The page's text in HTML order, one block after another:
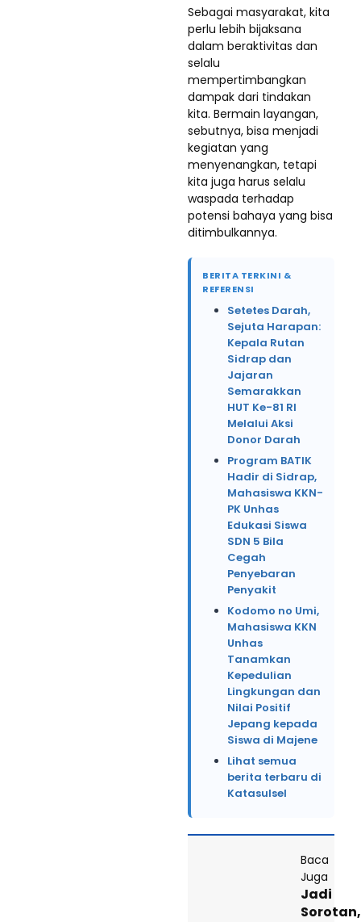
Sebagai masyarakat, kita
perlu lebih bijaksana
dalam beraktivitas dan
selalu
mempertimbangkan
dampak dari tindakan
kita. Bermain layangan,
sebutnya, bisa menjadi
kegiatan yang
menyenangkan, tetapi
kita juga harus selalu
waspada terhadap
potensi bahaya yang bisa
ditimbulkannya.
BERITA TERKINI &
REFERENSI
Setetes Darah,
Sejuta Harapan:
Kepala Rutan
Sidrap dan
Jajaran
Semarakkan
HUT Ke-81 RI
Melalui Aksi
Donor Darah
Program BATIK
Hadir di Sidrap,
Mahasiswa KKN-
PK Unhas
Edukasi Siswa
SDN 5 Bila
Cegah
Penyebaran
Penyakit
Kodomo no Umi,
Mahasiswa KKN
Unhas
Tanamkan
Kepedulian
Lingkungan dan
Nilai Positif
Jepang kepada
Siswa di Majene
Lihat semua
berita terbaru di
Katasulsel
Baca
Juga
Jadi
Sorotan,